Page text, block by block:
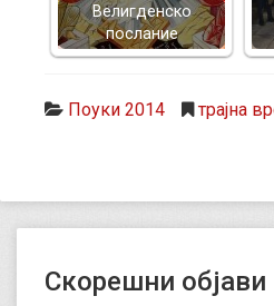
Велигденско
послание
Поуки 2014 трајна
Скорешни објави